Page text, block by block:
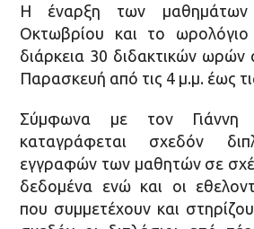
Η έναρξη των μαθημάτων
Οκτωβρίου και το ωρολόγιο
διάρκεια 30 διδακτικών
Παρασκευή από τις 4 μ.μ. έως
Σύμφωνα με τον Γιάννη
καταγράφεται σχεδόν
εγγραφών των μαθητών σε
δεδομένα ενώ και οι
που συμμετέχουν και